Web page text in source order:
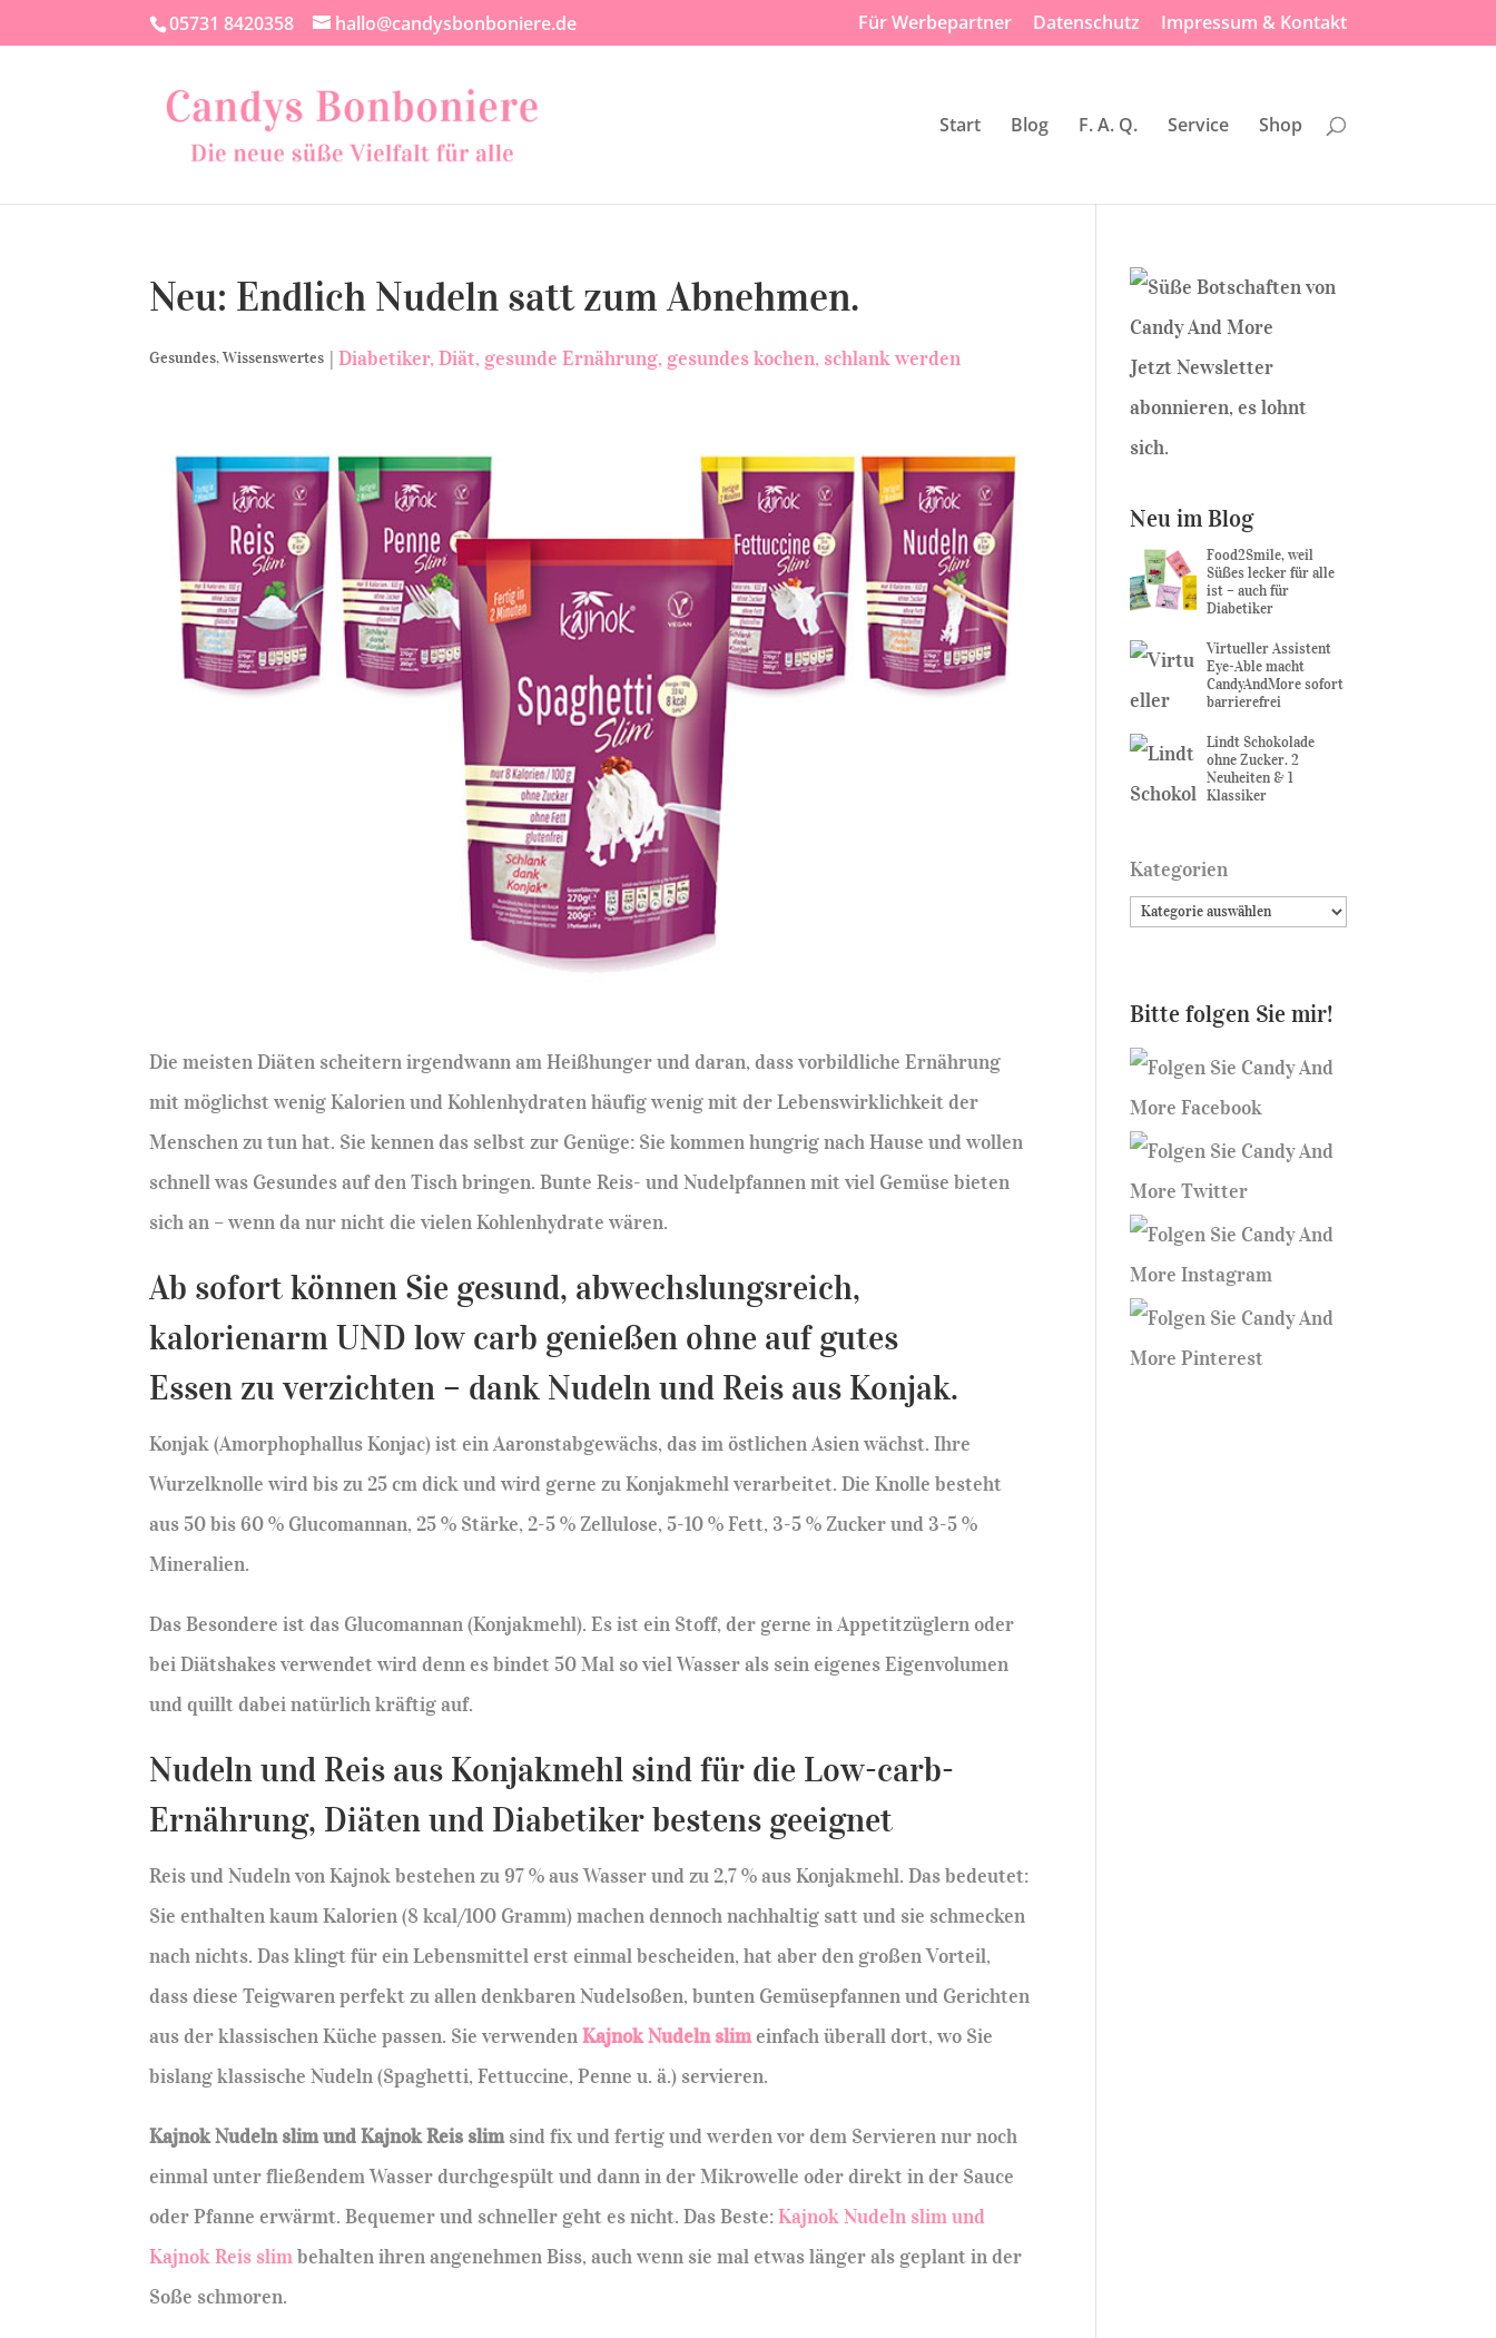
05731 8420358 hallo@candysbonboniere.de Für Werbepartner Datenschutz Impressum & Kontakt
Start Blog F. A. Q. Service Shop
Neu: Endlich Nudeln satt zum Abnehmen.
Gesundes,Wissenswertes |Diabetiker Diät gesunde Ernährung gesundes kochen schlank werden
Die meisten Diäten scheitern irgendwann am Heißhunger und daran, dass vorbildliche Ernährung
mit möglichst wenig Kalorien und Kohlenhydraten häufig wenig mit der Lebenswirklichkeit der
Menschen zu tun hat. Sie kennen das selbst zur Genüge: Sie kommen hungrig nach Hause und wollen
schnell was Gesundes auf den Tisch bringen. Bunte Reis- und Nudelpfannen mit viel Gemüse bieten
sich an – wenn da nur nicht die vielen Kohlenhydrate wären.
Ab sofort können Sie gesund, abwechslungsreich,
kalorienarm UND low carb genießen ohne auf gutes
Essen zu verzichten – dank Nudeln und Reis aus Konjak.
Konjak (Amorphophallus Konjac) ist ein Aaronstabgewächs, das im östlichen Asien wächst. Ihre
Wurzelknolle wird bis zu 25 cm dick und wird gerne zu Konjakmehl verarbeitet. Die Knolle besteht
aus 50 bis 60 % Glucomannan, 25 % Stärke, 2-5 % Zellulose, 5-10 % Fett, 3-5 % Zucker und 3-5 %
Mineralien.
Das Besondere ist das Glucomannan (Konjakmehl). Es ist ein Stoff, der gerne in Appetitzüglern oder
bei Diätshakes verwendet wird denn es bindet 50 Mal so viel Wasser als sein eigenes Eigenvolumen
und quillt dabei natürlich kräftig auf.
Nudeln und Reis aus Konjakmehl sind für die Low-carb-
Ernährung, Diäten und Diabetiker bestens geeignet
Reis und Nudeln von Kajnok bestehen zu 97 % aus Wasser und zu 2,7 % aus Konjakmehl. Das bedeutet:
Sie enthalten kaum Kalorien (8 kcal/100 Gramm) machen dennoch nachhaltig satt und sie schmecken
nach nichts. Das klingt für ein Lebensmittel erst einmal bescheiden, hat aber den großen Vorteil,
dass diese Teigwaren perfekt zu allen denkbaren Nudelsoßen, bunten Gemüsepfannen und Gerichten
aus der klassischen Küche passen. Sie verwendenKajnok Nudeln slimeinfach überall dort, wo Sie
bislang klassische Nudeln (Spaghetti, Fettuccine, Penne u. ä.) servieren.
Kajnok Nudeln slim und Kajnok Reis slimsind fix und fertig und werden vor dem Servieren nur noch
einmal unter fließendem Wasser durchgespült und dann in der Mikrowelle oder direkt in der Sauce
oder Pfanne erwärmt. Bequemer und schneller geht es nicht. Das Beste:Kajnok Nudeln slim und
Kajnok Reis slimbehalten ihren angenehmen Biss, auch wenn sie mal etwas länger als geplant in der
Soße schmoren.
Jetzt Newsletter
abonnieren, es lohnt
sich.
Neu im Blog
Food2Smile, weil
Süßes lecker für alle
ist – auch für
Diabetiker
Virtueller Assistent
Eye-Able macht
CandyAndMore sofort
barrierefrei
Lindt Schokolade
ohne Zucker. 2
Neuheiten & 1
Klassiker
Kategorien
Bitte folgen Sie mir!